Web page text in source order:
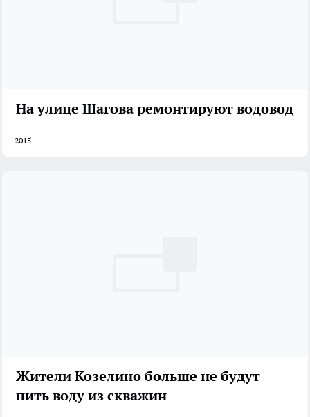
На улице Шагова ремонтируют водовод
2015
Жители Козелино больше не будут
пить воду из скважин